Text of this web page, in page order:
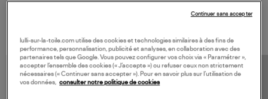
lulli-sur-la-toile.com utilise des cookies et technologies similaires à des fins de
performance, personnalisation, publicité et analyses, en collaboration avec des
partenaires tels que Google. Vous pouvez configurer vos choix via « Paramétrer »,
accepter l’ensemble des cookies (« J’accepte ») ou refuser ceux non strictement
nécessaires (« Continuer sans accepter »). Pour en savoir plus sur l’utilisation de
vos données, consulter notre politique de cookies
Continuer sans accepter